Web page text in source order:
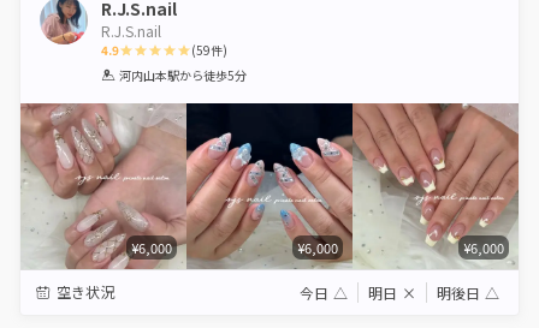
R.J.S.nail
R.J.S.nail
4.9
1 2 3 4 5
(59件)
河内山本駅から徒歩5分
¥6,000 ¥6,000 ¥6,000
空き状況 今日 △ 明日 × 明後日 △